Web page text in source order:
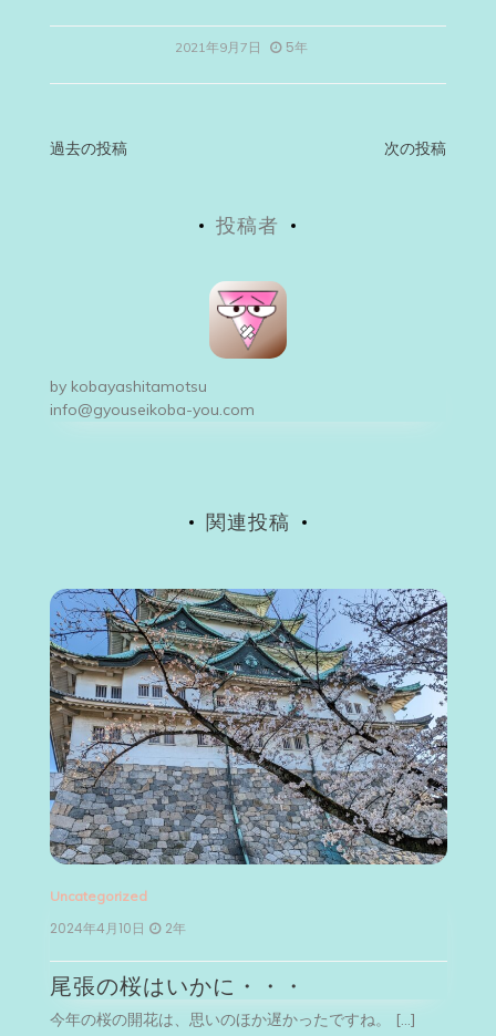
2021年9月7日 5年
投
ー
シ
過去の投稿 次の投稿
投稿者
by kobayashitamotsu
info@gyouseikoba-you.com
関連投稿
Uncategorized
2024年4月10日 2年
尾張の桜はいかに・・・
今年の桜の開花は、思いのほか遅かったですね。 […]